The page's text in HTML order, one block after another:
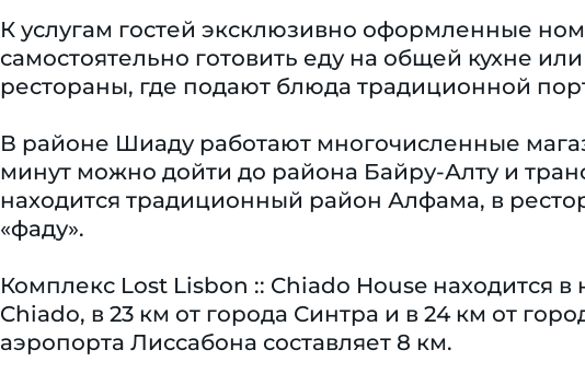
К услугам гостей эксклюзивно оформленные
самостоятельно готовить еду на общей кухне
рестораны, где подают блюда традиционной
В районе Шиаду работают многочисленные
минут можно дойти до района Байру-Алту и
находится традиционный район Алфама, в
«фаду».
Комплекс Lost Lisbon :: Chiado House находится
Chiado, в 23 км от города Синтра и в 24 км от
аэропорта Лиссабона составляет 8 км.